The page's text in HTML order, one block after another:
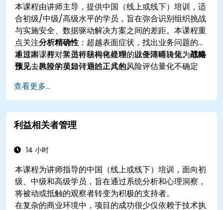
本课程由讲师主导，提供中国（线上或线下）培训，适
合初级/中级/高级水平的学员，旨在弥合识别组织挑战
与实施安全、数据驱动解决方案之间的差距。本课程重
点关注分析精确性：超越表面症状，找出业务问题的根
本原因，并对其进行结构化处理，以便清晰决策。战略
预见，教授学员如何通过正式的风险评估量化不确定
通过本课程，学员将获得将模糊的业务障碍转化为可操
作、去风险的项目计划的工具包。
查看更多...
利益相关者管理
14 小时
本课程为讲师指导的中国（线上或线下）培训，面向初
级、中级和高级学员，旨在通过系统分析和心理洞察，
将被动或抵触的观察者转变为积极的支持者。
在复杂的商业环境中，项目的成功很少仅依赖于技术执